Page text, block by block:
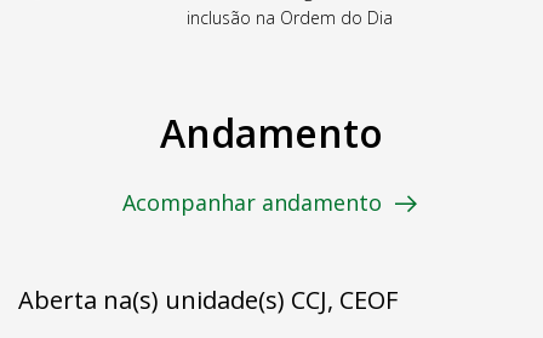
inclusão na Ordem do Dia
Andamento
Acompanhar andamento
Aberta na(s) unidade(s) CCJ, CEOF